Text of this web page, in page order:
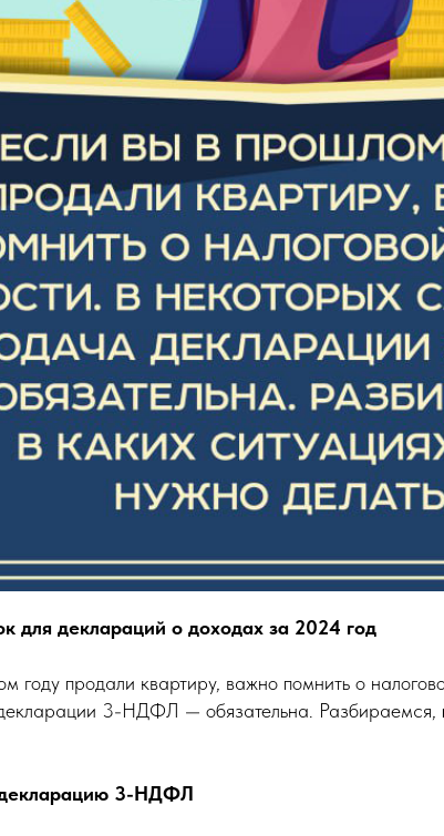
для деклараций о доходах за 2024 год
году продали квартиру, важно помнить о
3-НДФЛ — обязательна. Разбираемся,
3-НДФЛ